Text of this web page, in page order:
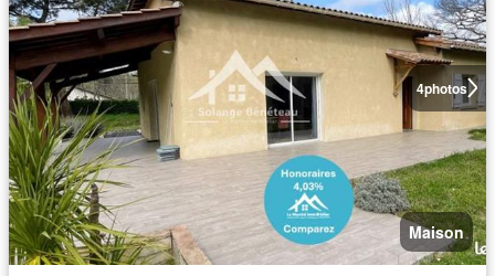
4photos
Maison